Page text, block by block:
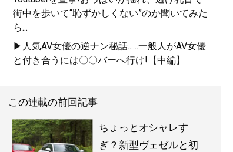
街中を歩いて“恥ずかしくない”のか聞いてみた
ら...
▶人気AV女優の逆ナン秘話......一般人がAV女優
と付き合うには〇〇バーへ行け!【中編】
この連載の前回記事
ちょっとオシャレす
ぎ？新型ヴェゼルと初